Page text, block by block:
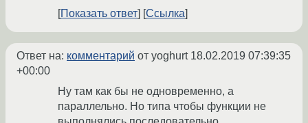
Показать ответ
Ссылка
Ответ на: комментарий от yoghurt 18.02.2019 07:39:35
+00:00
Ну там как бы не одновременно, а
параллельно. Но типа чтобы функции не